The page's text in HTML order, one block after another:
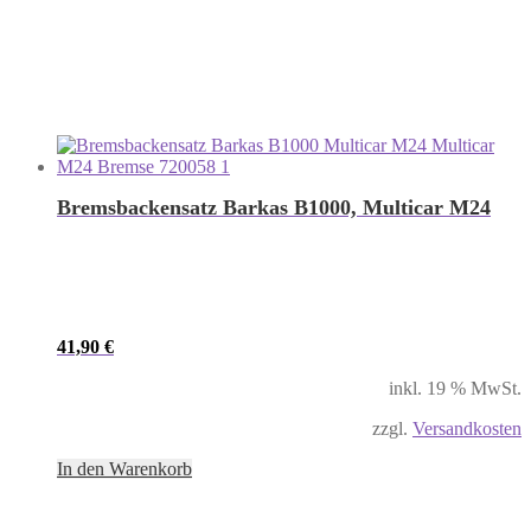
Bremsbackensatz Barkas B1000, Multicar M24
41,90 €
inkl. 19 % MwSt.
zzgl. Versandkosten
In den Warenkorb